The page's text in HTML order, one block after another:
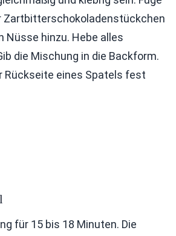
Zartbitterschokoladenstückchen
Nüsse hinzu. Hebe alles
die Mischung in die Backform.
Rückseite eines Spatels fest
für 15 bis 18 Minuten. Die